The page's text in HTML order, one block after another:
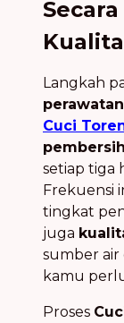
Langkah
Cuci
setiap tiga
Frekuensi
tingkat
juga
sumber
kamu
Proses